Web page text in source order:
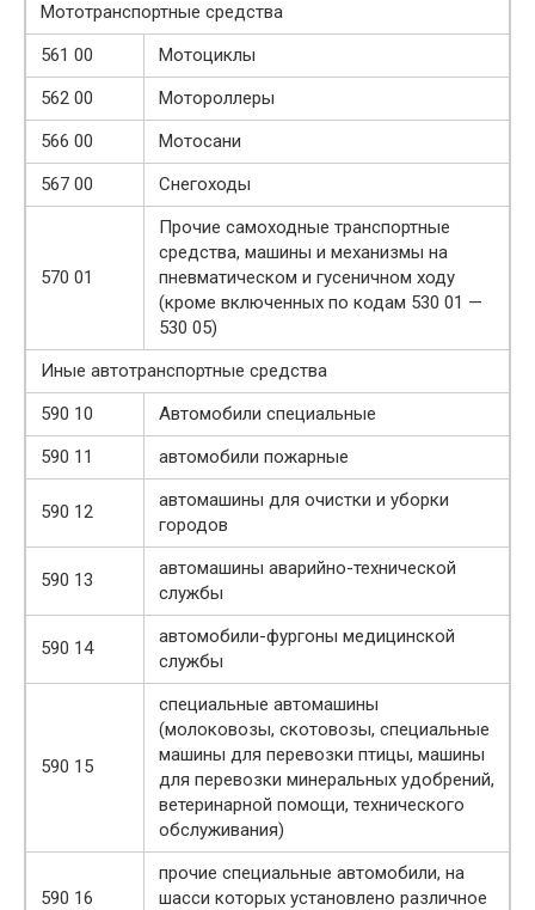
Мототранспортные средства
561 00
Мотоциклы
562 00
Мотороллеры
566 00
Мотосани
567 00
Снегоходы
570 01
Прочие самоходные транспортные
средства, машины и механизмы на
пневматическом и гусеничном ходу
(кроме включенных по кодам 530 01 —
530 05)
Иные автотранспортные средства
590 10
Автомобили специальные
590 11
автомобили пожарные
590 12
автомашины для очистки и уборки
городов
590 13
автомашины аварийно-технической
службы
590 14
автомобили-фургоны медицинской
службы
590 15
специальные автомашины
(молоковозы, скотовозы, специальные
машины для перевозки птицы, машины
для перевозки минеральных удобрений,
ветеринарной помощи, технического
обслуживания)
590 16
прочие специальные автомобили, на
шасси которых установлено различное